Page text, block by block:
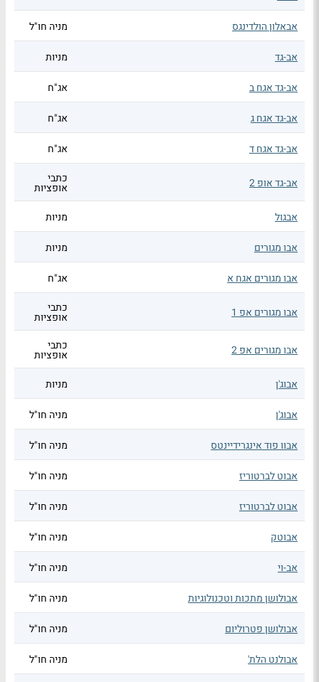
אבאלון הולדינגס מניה חו"ל
אב-גד מניות
אב-גד אגח ב אג"ח
אב-גד אגח ג אג"ח
אב-גד אגח ד אג"ח
אב-גד אופ 2 כתבי
אופציות
אבגול
מניות
אבו מגורים מניות
אבו מגורים אגח א אג"ח
אבו מגורים אפ 1 כתבי
אופציות
אבו מגורים אפ 2 כתבי
אופציות
אבוג'ן
מניות
אבוג'ן מניה חו"ל
אבוו פוד אינגרידיינטס מניה חו"ל
אבוט לברטוריז מניה חו"ל
אבוט לברטוריז מניה חו"ל
אבוטק מניה חו"ל
אב-וי מניה חו"ל
אבולושן מתכות וטכנולוגיות מניה חו"ל
אבולושן פטרוליום מניה חו"ל
אבולנט הלת' מניה חו"ל